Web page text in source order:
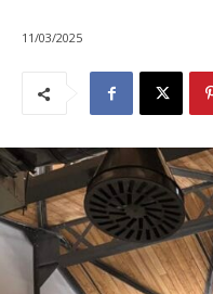
11/03/2025